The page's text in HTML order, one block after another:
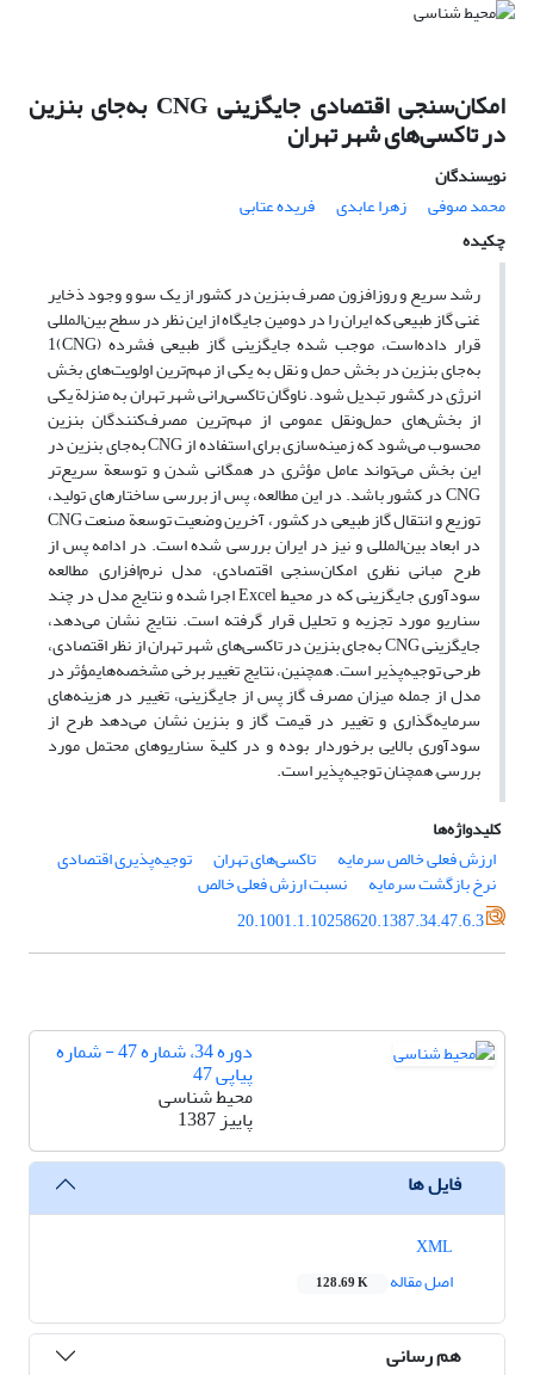
امکان‌سنجی اقتصادی جایگزینی CNG به‌جای بنزین
در تاکسی‌های شهر تهران
نویسندگان
محمد صوفی
زهرا عابدی
فریده عتابی
چکیده
رشد سریع و روزافزون مصرف بنزین در کشور از یک سو و وجود ذخایر
غنی گاز طبیعی که ایران را در دومین جایگاه از این نظر در سطح بین‌المللی
قرار داده‌است، موجب شده جایگزینی گاز طبیعی فشرده (CNG)1
به‌جای بنزین در بخش حمل و نقل به یکی از مهم‌ترین اولویت‌های بخش
انرژی در کشور تبدیل شود. ناوگان تاکسی‌‌رانی شهر تهران به منزلة یکی
از بخش‌های حمل‌ونقل عمومی از مهم‌ترین مصرف‌کنندگان بنزین
محسوب می‌شود که زمینه‌سازی برای استفاده از CNG به‌جای بنزین در
این بخش می‌تواند عامل مؤثری در همگانی شدن و توسعة سریع‌تر
CNG در کشور باشد. در این مطالعه، پس از بررسی ساختارهای تولید،
توزیع و انتقال گاز طبیعی در کشور، آخرین وضعیت توسعة صنعت CNG
در ابعاد بین‌المللی و نیز در ایران بررسی شده است. در ادامه پس از
طرح مبانی نظری امکان‌سنجی اقتصادی، مدل نرم‌افزاری مطالعه
سودآوری جایگزینی که در محیط Excel اجرا شده و نتایج مدل در چند
سناریو مورد تجزیه و تحلیل قرار گرفته است. نتایج نشان می‌دهد،
جایگزینی CNG به‌جای بنزین در تاکسی‌های شهر تهران از نظر اقتصادی،
طرحی توجیه‌پذیر است. همچنین، نتایج تغییر برخی مشخصه‌های‏مؤثر در
مدل از جمله میزان مصرف گاز پس از جایگزینی، تغییر در هزینه‌های
سرمایه‌گذاری و تغییر در قیمت گاز و بنزین نشان می‌دهد طرح از
سودآوری بالایی برخوردار بوده و در کلیة سناریوهای محتمل مورد
بررسی, همچنان توجیه‌پذیر است.
کلیدواژه‌ها
ارزش فعلی خالص سرمایه
تاکسی‌های تهران توجیه‌پذیری اقتصادی
نرخ بازگشت سرمایه
نسبت ارزش فعلی خالص
20.1001.1.10258620.1387.34.47.6.3
دوره 34، شماره 47 - شماره
پیاپی 47
محیط شناسی
پاییز 1387
فایل ها
اصل مقاله
128.69 K
هم رسانی